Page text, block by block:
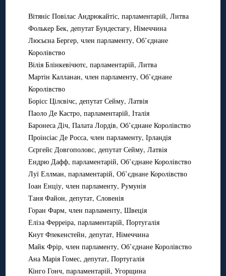
Вітяніс Повілас Андрюкайтіс, парламентарій, Литва
Фолькер Бек, депутат Бундестагу, Німеччина
Люсьєна Бергер, член парламенту, Об’єднане
Королівство
Вілія Блінкевічютє, парламентарій, Литва
Мартін Калланан, член парламенту, Об’єднане
Королівство
Борісс Цілєвічс, депутат Сейму, Латвія
Паоло Де Кастро, парламентарій, Італія
Баронеса Діч, Палата Лордів, Об’єднане Королівство
Проінсіас Де Росса, член парламенту, Ірландія
Сєргейс Довгополовс, депутат Сейму, Латвія
Ендрю Дафф, парламентарій, Об’єднане Королівство
Луї Еллман, парламентарій, Об’єднане Королівство
Іоан Енціу, член парламенту, Румунія
Таня Файон, депутат, Словенія
Горан Фарм, член парламенту, Швеція
Еліза Ферреіра, парламентарій, Португалія
Кнут Флекенстейн, депутат, Німеччина
Майк Фрір, член парламенту, Об’єднане Королівство
Ана Марія Гомес, депутат, Португалія
Кінго Гонч, парламентарій, Угорщина